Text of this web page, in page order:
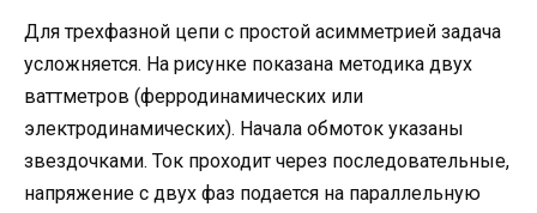
Для трехфазной цепи с простой асимметрией задача
усложняется. На рисунке показана методика двух
ваттметров (ферродинамических или
электродинамических). Начала обмоток указаны
звездочками. Ток проходит через последовательные,
напряжение с двух фаз подается на параллельную